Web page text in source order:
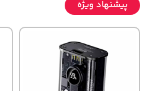
پیشنهاد ویژه